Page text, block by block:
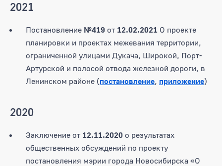
2021
Постановление №419 от 12.02.2021 О проекте
планировки и проектах межевания территории,
ограниченной улицами Дукача, Широкой, Порт-
Артурской и полосой отвода железной дороги, в
Ленинском районе (постановление, приложение)
2020
Заключение от 12.11.2020 о результатах
общественных обсуждений по проекту
постановления мэрии города Новосибирска «О